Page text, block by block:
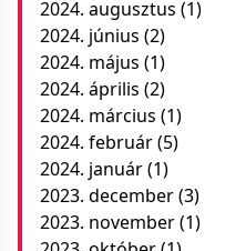
2024. augusztus (1)
2024. június (2)
2024. május (1)
2024. április (2)
2024. március (1)
2024. február(5)
2024. január(1)
2023. december(3)
2023. november(1)